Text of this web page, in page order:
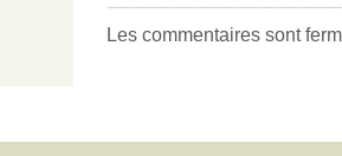
Les commentaires sont